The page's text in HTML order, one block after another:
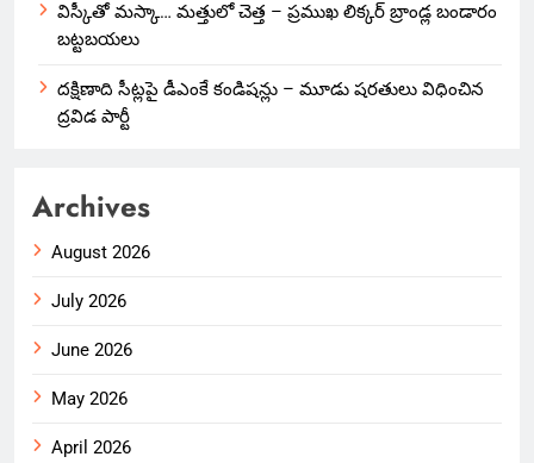
విస్కీతో మస్కా… మత్తులో చెత్త – ప్రముఖ లిక్కర్ బ్రాండ్ల బండారం
బట్టబయలు
దక్షిణాది సీట్లపై డీఎంకే కండిషన్లు – మూడు షరతులు విధించిన
ద్రవిడ పార్టీ
Archives
August 2026
July 2026
June 2026
May 2026
April 2026